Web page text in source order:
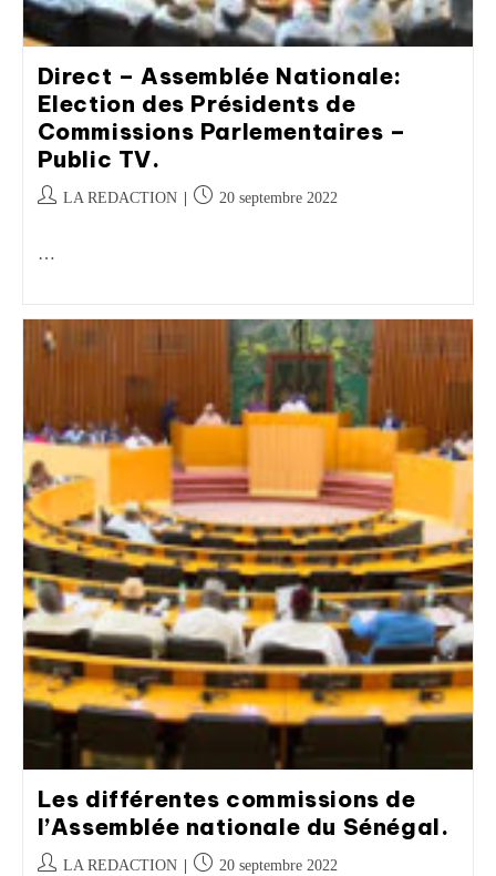
Direct – Assemblée Nationale:
Election des Présidents de
Commissions Parlementaires –
Public TV.
LA REDACTION 20 septembre 2022
…
Les différentes commissions de
l’Assemblée nationale du Sénégal.
LA REDACTION 20 septembre 2022